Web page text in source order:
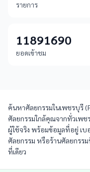
รายการ
11891690
ยอดเข้าชม
ค้นหาศัลยกรรมในเพชรบุรี
ศัลยกรรมใกล้คุณจากทั่วเพช
ผู้ใช้จริง พร้อมข้อมูลที่อยู่ เบ
ศัลยกรรม หรือร้านศัลยกรร
ที่เดียว